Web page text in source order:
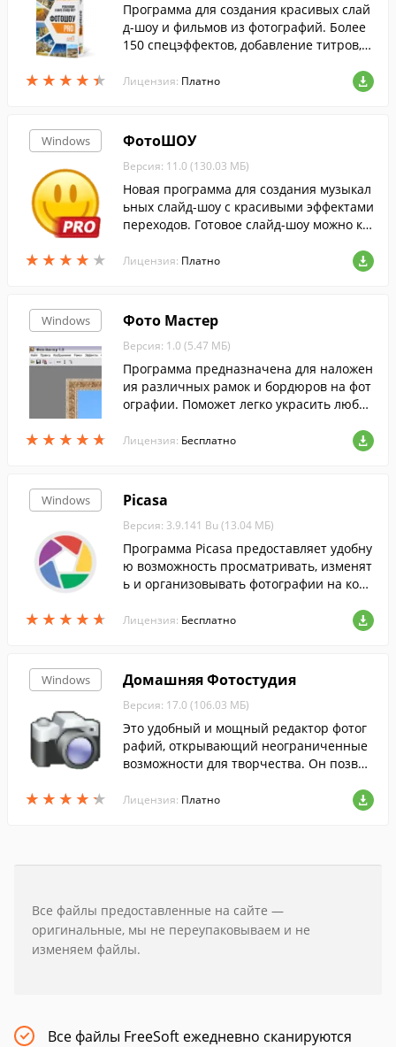
★ ★ ★ ★ ★
★ ★ ★ ★ ★
Программа для создания красивых слай
д-шоу и фильмов из фотографий. Более
150 спецэффектов, добавление титров, з
дание 3D слайд-шоу и многое другое.
Лицензия: Платно
Windows
★ ★ ★ ★ ★
★ ★ ★ ★ ★
ФотоШОУ
Версия: 11.0 (130.03 МБ)
Новая программа для создания музыкал
ьных слайд-шоу с красивыми эффектами
переходов. Готовое слайд-шоу можно ко
атов, в том числе для мобильных, YouTu
be и HD качества. Возможна запись на D
Лицензия: Платно
Windows
★ ★ ★ ★ ★
★ ★ ★ ★ ★
Фото Мастер
Версия: 1.0 (5.47 МБ)
Программа предназначена для наложен
ия различных рамок и бордюров на фот
ографии. Поможет легко украсить любое
Лицензия: Бесплатно
Windows
★ ★ ★ ★ ★
★ ★ ★ ★ ★
Picasa
Версия: 3.9.141 Bu (13.04 МБ)
Программа Picasa предоставляет удобну
ю возможность просматривать, изменят
ь и организовывать фотографии на ком
Лицензия: Бесплатно
Windows
★ ★ ★ ★ ★
★ ★ ★ ★ ★
Домашняя Фотостудия
Версия: 17.0 (106.03 МБ)
Это удобный и мощный редактор фотог
рафий, открывающий неограниченные
возможности для творчества. Он позвол
ото, просматривать слайд-шоу и добавл
Лицензия: Платно
Все файлы предоставленные на сайте —
оригинальные, мы не переупаковываем и не
изменяем файлы.
Все файлы FreeSoft ежедневно сканируются